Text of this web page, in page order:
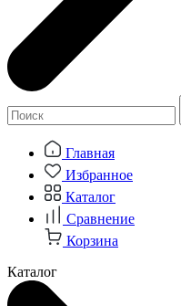
Главная
Избранное
Каталог
Сравнение
Корзина
Каталог